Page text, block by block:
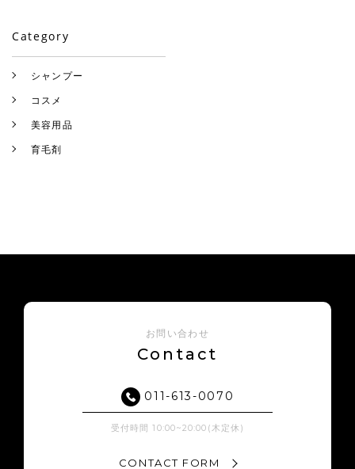
Category
シャンプー
コスメ
美容用品
育毛剤
お問い合わせ
Contact
011-613-0070
受付時間 10:00~20:00(木定休)
CONTACT FORM